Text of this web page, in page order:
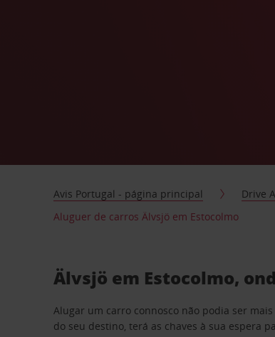
Avis Portugal - página principal Drive
Aluguer de carros Älvsjö em Estocolmo
Älvsjö em Estocolmo,
Alugar um carro connosco não podia ser
do seu destino, terá as chaves à sua espera